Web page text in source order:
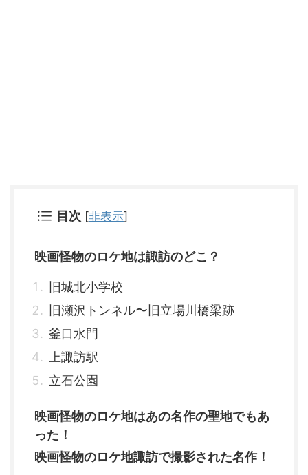
目次 [非表示]
映画怪物のロケ地は諏訪のどこ？
旧城北小学校
旧瀬沢トンネル〜旧立場川橋梁跡
釜口水門
上諏訪駅
立石公園
映画怪物のロケ地はあの名作の聖地でもあ
った！
映画怪物のロケ地諏訪で撮影された名作！